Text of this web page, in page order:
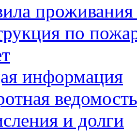
по
информация
ведомость
и долги